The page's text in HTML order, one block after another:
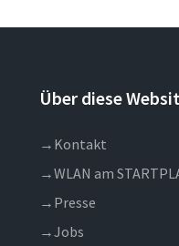
Über diese
→ Kontakt
→WLAN am
→ Presse
→Jobs